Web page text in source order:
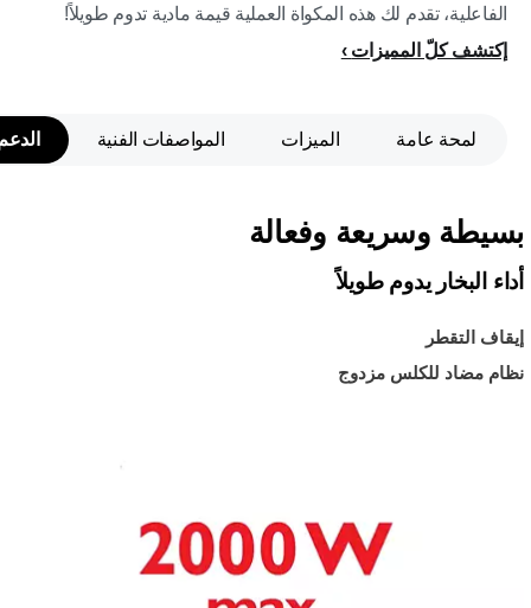
الفاعلية، تقدم لك هذه المكواة العملية قيمة مادية تدوم طويلاً!
إكتشف كلّ المميزات
لمحة عامة الميزات المواصفات الفنية
بسيطة وسريعة وفعالة
أداء البخار يدوم طويلاً
إيقاف التقطر
نظام مضاد للكلس مزدوج